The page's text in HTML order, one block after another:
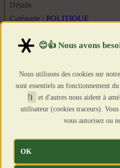
Détails
Catégorie : POLITIQUE
Création : 30 Septembre 2024
Nous utilisons des cookies sur
sont essentiels au fonctionnement
!)
et d'autres nous aident à
utilisateur (cookies traceurs).
vous autorisez ou
OK